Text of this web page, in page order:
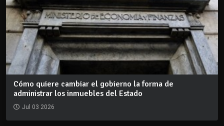
Cómo quiere cambiar el gobierno la forma de
administrar los inmuebles del Estado
Jul 03 2026